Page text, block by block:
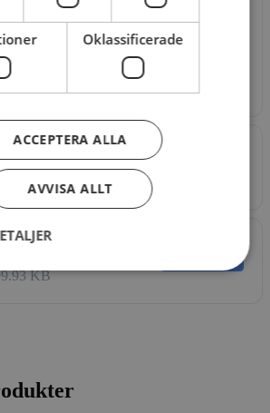
1331 PDF
855.59 KB
1331 PDF
KB
Oklassificerade
ACCEPTERA ALLA
AVVISA ALLT